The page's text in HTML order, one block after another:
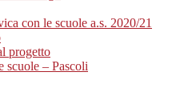
con le scuole a.s. 2020/21
progetto
scuole – Pascoli